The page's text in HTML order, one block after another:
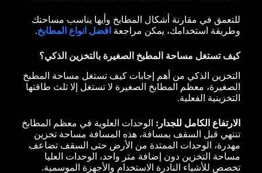
للتعمق في مقارنة أشكال المطابخ وأيها يناسب مساحتك
وطريقة استخدامك، يمكن مراجعة افضل انواع المطابخ.
كيف تستغل مساحة المطبخ الصغيرة بالتخزين الذكي؟
التخزين الذكي من أهم إجابات كيف تستغل مساحة المطبخ
الصغيرة، معظم المطابخ الصغيرة لا تستغل إلا ثلث طاقتها
التخزينية الفعلية.
الارتفاع الكامل للجدار: الوحدات العلوية في معظم المطابخ
تنتهي قبل السقف بمسافة، هذه المسافة مساحة تخزين
مهدرة، الوحدات الممتدة من الأرض حتى السقف تضاعف
مساحة التخزين دون إضافة متر واحد، الوحدات العليا
تخصص للأشياء النادرة الاستخدام والأجهزة الموسمية.